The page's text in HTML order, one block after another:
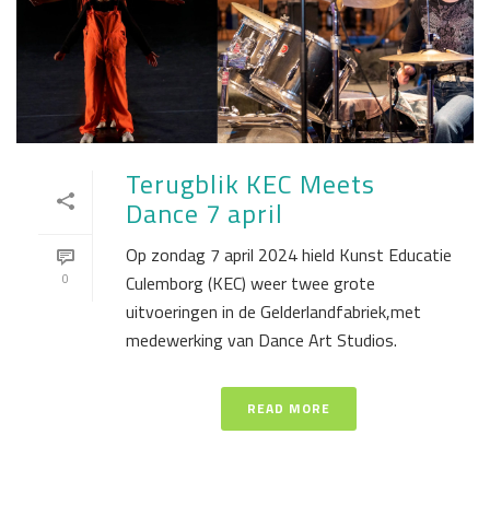
0
Terugblik KEC Meets
Dance 7 april
Op zondag 7 april 2024 hield Kunst Educatie
Culemborg (KEC) weer twee grote
uitvoeringen in de Gelderlandfabriek,met
medewerking van Dance Art Studios.
READ MORE